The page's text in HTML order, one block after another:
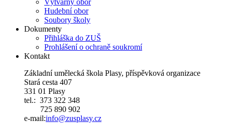
Hudební obor
Soubory školy
Dokumenty
Přihláška do ZUŠ
Prohlášení o ochraně soukromí
Kontakt
Základní umělecká škola Plasy, příspěvková organizace
Stará cesta 407
331 01 Plasy
tel.: 373 322 348
725 890 902
e-mail:info@zusplasy.cz